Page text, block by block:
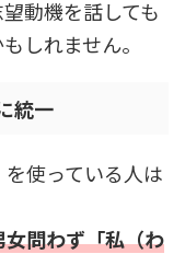
動機を話しても
しれません。
統一
使っている人は
問わず「私（わ